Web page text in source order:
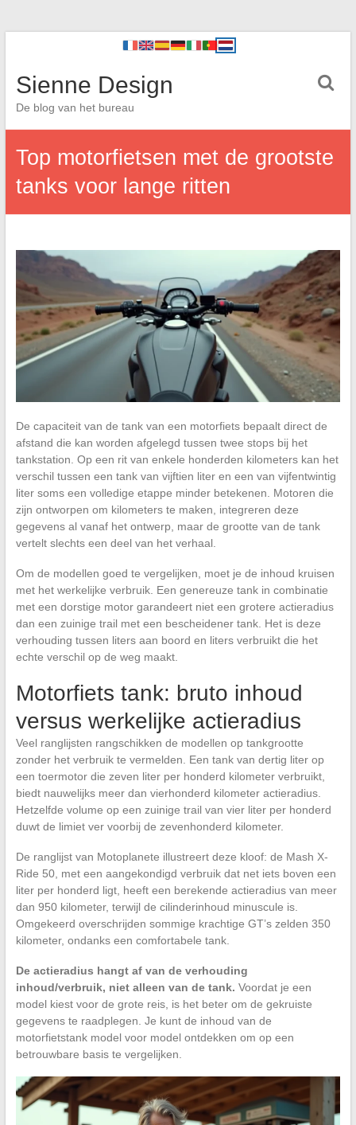
Sienne Design
De blog van het bureau
Top motorfietsen met de grootste
tanks voor lange ritten
De capaciteit van de tank van een motorfiets bepaalt direct de
afstand die kan worden afgelegd tussen twee stops bij het
tankstation. Op een rit van enkele honderden kilometers kan het
verschil tussen een tank van vijftien liter en een van vijfentwintig
liter soms een volledige etappe minder betekenen. Motoren die
zijn ontworpen om kilometers te maken, integreren deze
gegevens al vanaf het ontwerp, maar de grootte van de tank
vertelt slechts een deel van het verhaal.
Om de modellen goed te vergelijken, moet je de inhoud kruisen
met het werkelijke verbruik. Een genereuze tank in combinatie
met een dorstige motor garandeert niet een grotere actieradius
dan een zuinige trail met een bescheidener tank. Het is deze
verhouding tussen liters aan boord en liters verbruikt die het
echte verschil op de weg maakt.
Motorfiets tank: bruto inhoud
versus werkelijke actieradius
Veel ranglijsten rangschikken de modellen op tankgrootte
zonder het verbruik te vermelden. Een tank van dertig liter op
een toermotor die zeven liter per honderd kilometer verbruikt,
biedt nauwelijks meer dan vierhonderd kilometer actieradius.
Hetzelfde volume op een zuinige trail van vier liter per honderd
duwt de limiet ver voorbij de zevenhonderd kilometer.
De ranglijst van Motoplanete illustreert deze kloof: de Mash X-
Ride 50, met een aangekondigd verbruik dat net iets boven een
liter per honderd ligt, heeft een berekende actieradius van meer
dan 950 kilometer, terwijl de cilinderinhoud minuscule is.
Omgekeerd overschrijden sommige krachtige GT’s zelden 350
kilometer, ondanks een comfortabele tank.
De actieradius hangt af van de verhouding
inhoud/verbruik, niet alleen van de tank. Voordat je een
model kiest voor de grote reis, is het beter om de gekruiste
gegevens te raadplegen. Je kunt de inhoud van de
motorfietstank model voor model ontdekken om op een
betrouwbare basis te vergelijken.